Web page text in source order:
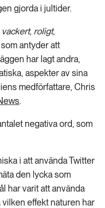
gjorda i jultider.
vackert, roligt,
antyder att
har lagt andra,
aspekter av sina
medförfattare, Chris
.
negativa ord, som
i att använda Twitter
den lycka som
har varit att använda
effekt naturen har